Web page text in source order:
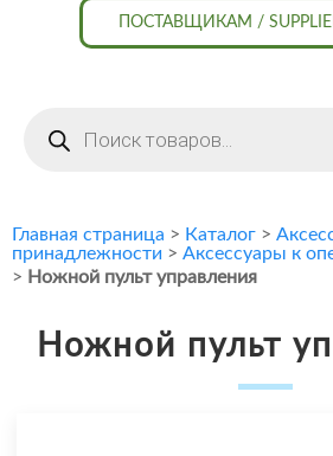
ПОСТАВЩИКАМ /
товаров
Главная страница > Каталог >
принадлежности > Аксессуары к
> Ножной пульт управления
Ножной пульт